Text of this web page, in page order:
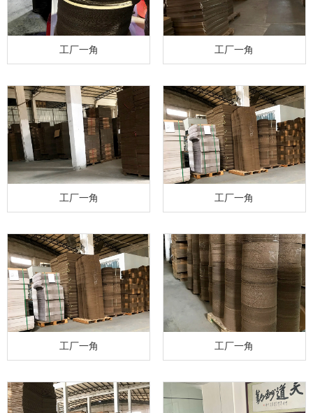
工厂一角 工厂一角
工厂一角 工厂一角
工厂一角 工厂一角